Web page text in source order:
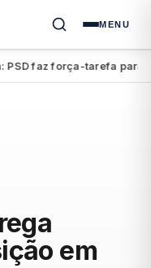
MENU
faz força-tarefa para
em